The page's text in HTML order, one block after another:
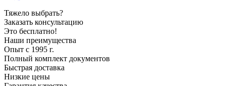
Тяжело выбрать?
Заказать консультацию
Это бесплатно!
Наши преимущества
Опыт с 1995 г.
Полный комплект документов
Быстрая доставка
Низкие цены